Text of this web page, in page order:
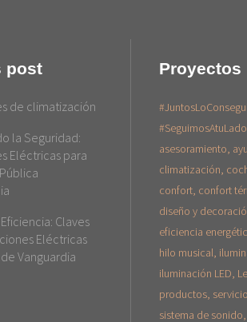
post
de climatización
la Seguridad:
Eléctricas para
Claves
Eléctricas
Vanguardia
Proyectos
#SeguimosAtuLado
asesoramiento
climatización
confort confort
diseño y
eficiencia
hilo musical
iluminación LED
productos
sistema de sonido